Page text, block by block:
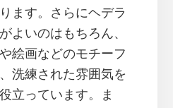
ます。さらにヘデラ
よいのはもちろん、
絵画などのモチーフ
洗練された雰囲気を
立っています。ま